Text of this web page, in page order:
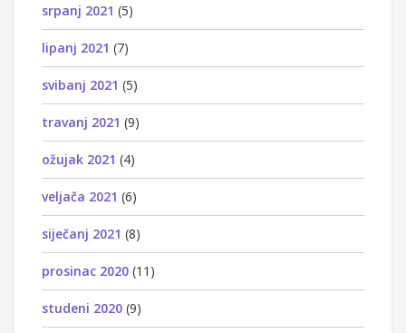
srpanj 2021 (5)
lipanj 2021 (7)
svibanj 2021 (5)
travanj 2021 (9)
ožujak 2021 (4)
veljača 2021 (6)
siječanj 2021 (8)
prosinac 2020 (11)
studeni 2020 (9)